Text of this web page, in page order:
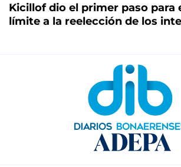
Kicillof dio el primer paso para
límite a la reelección de los